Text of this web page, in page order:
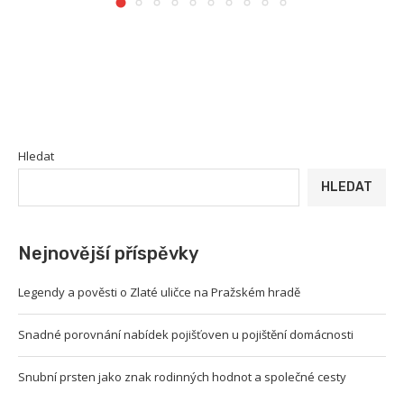
Hledat
HLEDAT
Nejnovější příspěvky
Legendy a pověsti o Zlaté uličce na Pražském hradě
Snadné porovnání nabídek pojišťoven u pojištění domácnosti
Snubní prsten jako znak rodinných hodnot a společné cesty